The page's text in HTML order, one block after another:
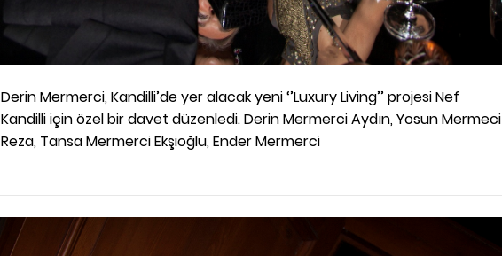
Derin Mermerci, Kandilli’de yer alacak yeni ‘’Luxury Living’’ projesi Nef
Kandilli için özel bir davet düzenledi. Derin Mermerci Aydın, Yosun Mermeci
Reza, Tansa Mermerci Ekşioğlu, Ender Mermerci